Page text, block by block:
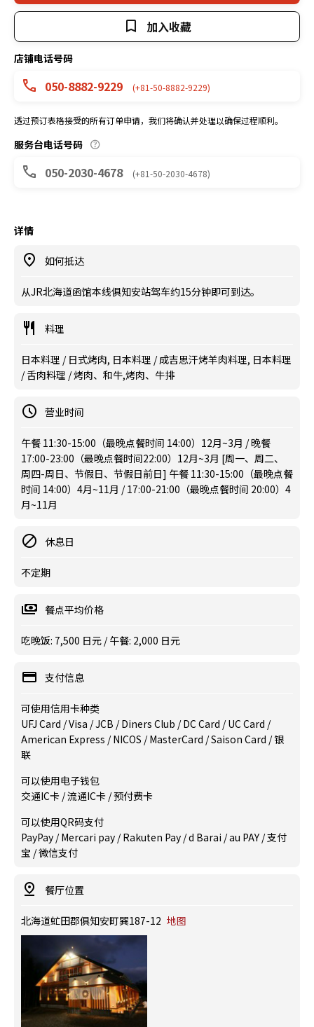
加入收藏
店铺电话号码
050-8882-9229 (+81-50-8882-9229)
透过预订表格接受的所有订单申请，我们将确认并处理以确保过程顺利。
服务台电话号码
050-2030-4678 (+81-50-2030-4678)
详情
如何抵达
从JR北海道函馆本线俱知安站驾车约15分钟即可到达。
料理
日本料理 / 日式烤肉, 日本料理 / 成吉思汗烤羊肉料理, 日本料理
/ 舌肉料理 / 烤肉、和牛,烤肉、牛排
营业时间
午餐 11:30-15:00（最晚点餐时间 14:00）12月~3月 / 晚餐
17:00-23:00（最晚点餐时间22:00）12月~3月 [周一、周二、
周四-周日、节假日、节假日前日] 午餐 11:30-15:00（最晚点餐
时间 14:00）4月~11月 / 17:00-21:00（最晚点餐时间 20:00）4
月~11月
休息日
不定期
餐点平均价格
吃晚饭: 7,500 日元 / 午餐: 2,000 日元
支付信息
可使用信用卡种类
UFJ Card / Visa / JCB / Diners Club / DC Card / UC Card /
American Express / NICOS / MasterCard / Saison Card / 银
联
可以使用电子钱包
交通IC卡 / 流通IC卡 / 预付费卡
可以使用QR码支付
PayPay / Mercari pay / Rakuten Pay / d Barai / au PAY / 支付
宝 / 微信支付
餐厅位置
北海道虻田郡俱知安町巽187-12 地图